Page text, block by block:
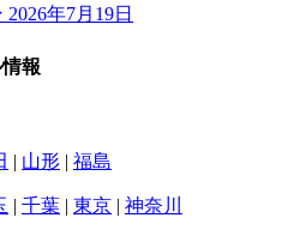
2026年7月19日
報
| 山形 | 福島
| 千葉 | 東京 | 神奈川